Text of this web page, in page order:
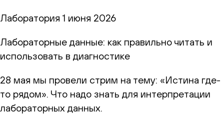
Лаборатория 1 июня 2026
Лабораторные данные: как правильно читать и
использовать в диагностике
28 мая мы провели стрим на тему: «Истина где-
то рядом». Что надо знать для интерпретации
лабораторных данных.